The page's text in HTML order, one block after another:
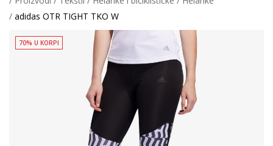
adidas OTR TIGHT TKO W
70% U KORPI